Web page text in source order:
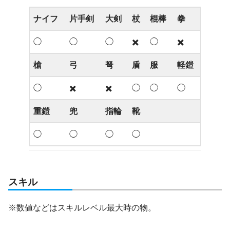
ナイフ 片手剣 大剣 杖 棍棒 拳
◯ ◯ ◯ ✖️ ◯ ✖️
槍 弓 弩 盾 服 軽鎧
◯ ✖️ ✖️ ◯ ◯ ◯
重鎧 兜 指輪 靴
◯ ◯ ◯ ◯
スキル
※数値などはスキルレベル最大時の物。